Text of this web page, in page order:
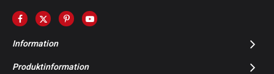
Information
Produktinformation